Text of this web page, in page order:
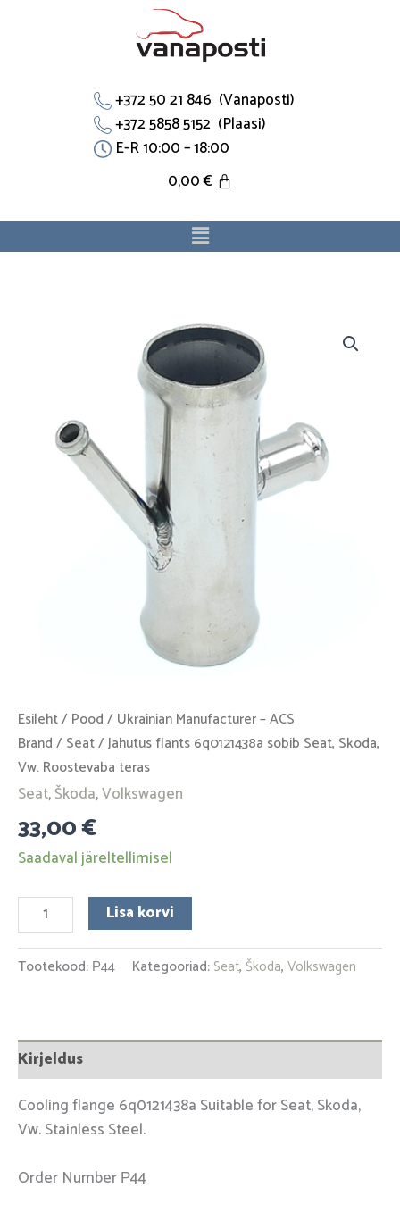
+372 50 21 846 (Vanaposti)
+372 5858 5152 (Plaasi)
E-R 10:00 – 18:00
0,00€
Menu
Esileht/ Pood / Ukrainian Manufacturer – ACS
Brand / Seat/ Jahutus flants 6q0121438a sobib Seat, Skoda,
Vw. Roostevaba teras
Seat,Škoda,Volkswagen
33,00€
Saadaval järeltellimisel
Skoda,
Roostevaba
Lisa korvi
Tootekood: Р44 Kategooriad: Seat, Škoda, Volkswagen
Kirjeldus
Cooling flange 6q0121438a Suitable for Seat, Skoda,
Vw. Stainless Steel.
Order Number Р44